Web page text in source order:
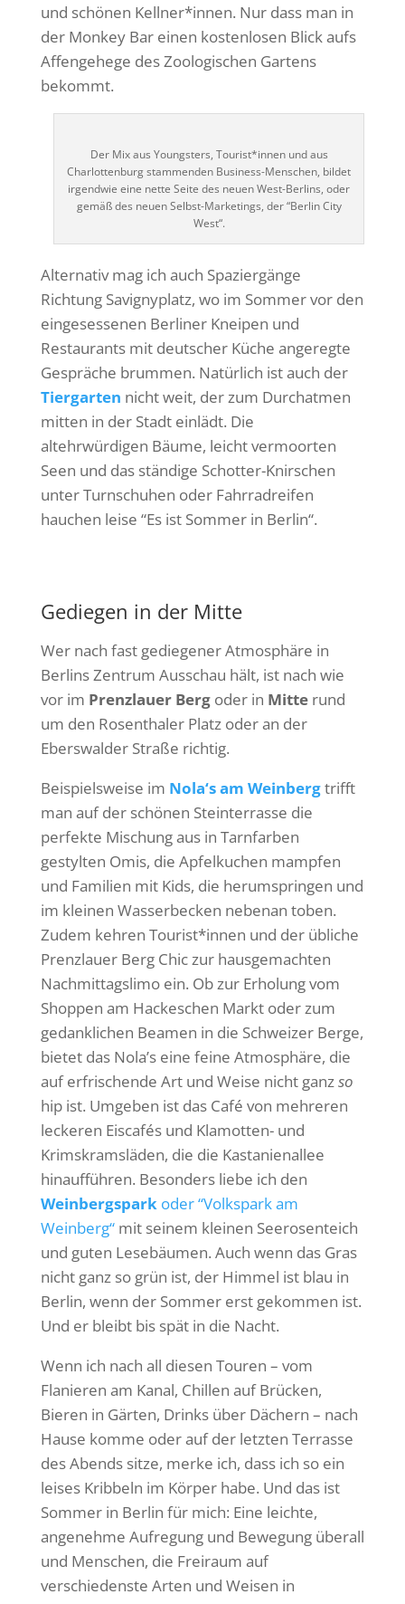
und schönen Kellner*innen. Nur dass man in
der Monkey Bar einen kostenlosen Blick aufs
Affengehege des Zoologischen Gartens
bekommt.
Der Mix aus Youngsters, Tourist*innen und aus
Charlottenburg stammenden Business-Menschen, bildet
irgendwie eine nette Seite des neuen West-Berlins, oder
gemäß des neuen Selbst-Marketings, der “Berlin City
West“.
Alternativ mag ich auch Spaziergänge
Richtung Savignyplatz, wo im Sommer vor den
eingesessenen Berliner Kneipen und
Restaurants mit deutscher Küche angeregte
Gespräche brummen. Natürlich ist auch der
Tiergarten nicht weit, der zum Durchatmen
mitten in der Stadt einlädt. Die
altehrwürdigen Bäume, leicht vermoorten
Seen und das ständige Schotter-Knirschen
unter Turnschuhen oder Fahrradreifen
hauchen leise “Es ist Sommer in Berlin“.
Gediegen in der Mitte
Wer nach fast gediegener Atmosphäre in
Berlins Zentrum Ausschau hält, ist nach wie
vor im Prenzlauer Berg oder in Mitterund
um den Rosenthaler Platz oder an der
Eberswalder Straße richtig.
Beispielsweise im Nola‘sam Weinbergtrifft
man auf der schönen Steinterrasse die
perfekte Mischung aus in Tarnfarben
gestylten Omis, die Apfelkuchen mampfen
und Familien mit Kids, die herumspringen und
im kleinen Wasserbecken nebenan toben.
Zudem kehren Tourist*innen und der übliche
Prenzlauer Berg Chic zur hausgemachten
Nachmittagslimo ein. Ob zur Erholung vom
Shoppen am Hackeschen Markt oder zum
gedanklichen Beamen in die Schweizer Berge,
bietet das Nola’s eine feine Atmosphäre, die
auf erfrischende Art und Weise nicht ganzso
hip ist. Umgeben ist das Café von mehreren
leckeren Eiscafés und Klamotten- und
Krimskramsläden, die die Kastanienallee
hinaufführen. Besonders liebe ich den
Weinbergsparkoder “Volkspark am
Weinberg“mit seinem kleinen Seerosenteich
und guten Lesebäumen. Auch wenn das Gras
nicht ganz so grün ist, der Himmel ist blau in
Berlin, wenn der Sommer erst gekommen ist.
Und er bleibt bis spät in die Nacht.
Wenn ich nach all diesen Touren – vom
Flanieren am Kanal, Chillen auf Brücken,
Bieren in Gärten, Drinks über Dächern – nach
Hause komme oder auf der letzten Terrasse
des Abends sitze, merke ich, dass ich so ein
leises Kribbeln im Körper habe. Und das ist
Sommer in Berlin für mich: Eine leichte,
angenehme Aufregung und Bewegung überall
und Menschen, die Freiraum auf
verschiedenste Arten und Weisen in